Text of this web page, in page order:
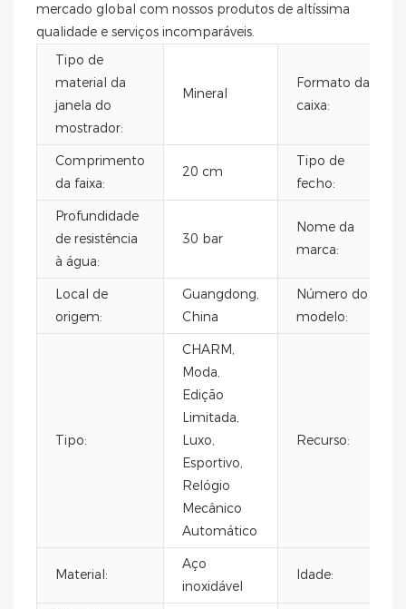
mercado global com nossos produtos de altíssima
qualidade e serviços incomparáveis.
Tipo de
material da
janela do
mostrador:
Mineral
Formato da
caixa:
Comprimento
da faixa:
20 cm
Tipo de
fecho:
Profundidade
de resistência
à água:
30 bar
Nome da
marca:
Local de
origem:
Guangdong,
China
Número do
modelo:
Tipo:
CHARM,
Moda,
Edição
Limitada,
Luxo,
Esportivo,
Relógio
Mecânico
Automático
Recurso:
Material:
Aço
inoxidável
Idade: